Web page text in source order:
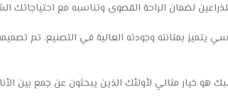
لضمان الراحة القصوى وتناسبه مع احتياجاتك
يتميز بمتانته وجودته العالية في التصنيع. تم
خيار مثالي لأولئك الذين يبحثون عن جمع بين